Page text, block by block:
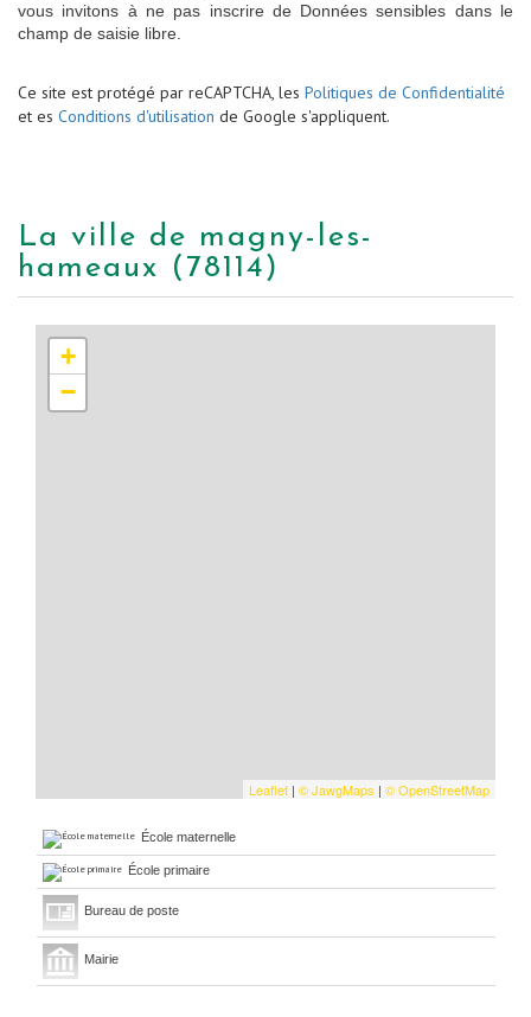
vous invitons à ne pas inscrire de Données sensibles dans le
champ de saisie libre.
Ce site est protégé par reCAPTCHA, les Politiques de Confidentialité
et es Conditions d'utilisation de Google s'appliquent.
la ville de magny-les-
hameaux (78114)
+
−
Leaflet | ©JawgMaps | © OpenStreetMap
École maternelle
École primaire
Bureau de poste
Mairie